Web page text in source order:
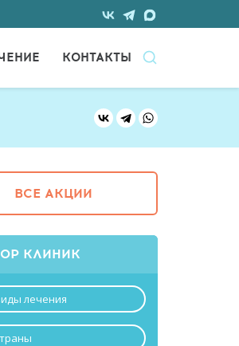
КОНТАКТЫ
ВСЕ АКЦИИ
КЛИНИК
лечения